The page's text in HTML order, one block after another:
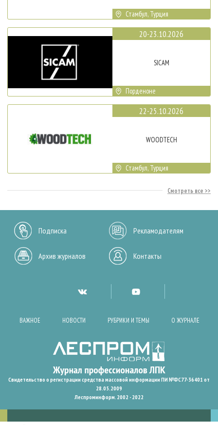
Стамбул, Турция
20-23.10.2026
SICAM
Порденоне
22-25.10.2026
WOODTECH
Стамбул, Турция
Смотреть все
Подписка Рекламодателям
Архив журналов Контакты
ВАЖНОЕ НОВОСТИ РУБРИКИ И ТЕМЫ О ЖУРНАЛЕ
Свидетельство о регистрации средства массовой информации ПИ №ФС77-36401 от
28.05.2009
Леспроминформ. 2002 - 2022